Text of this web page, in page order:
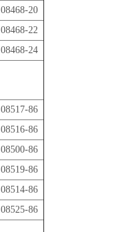
08468-20
08468-22
08468-24
08517-86
08516-86
08500-86
08519-86
08514-86
08525-86